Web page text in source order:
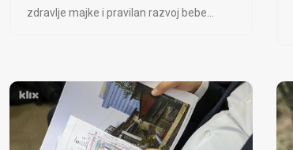
zdravlje majke i pravilan razvoj bebe...